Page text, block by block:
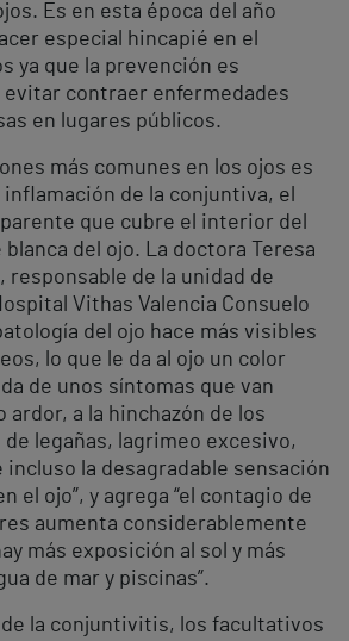
Es en esta época del año
especial hincapié en el
ya que la prevención es
evitar contraer enfermedades
en lugares públicos.
más comunes en los ojos es
de la conjuntiva, el
que cubre el interior del
blanca del ojo. La doctora Teresa
responsable de la unidad de
Vithas Valencia Consuelo
del ojo hace más visibles
lo que le da al ojo un color
de unos síntomas que van
ardor, a la hinchazón de los
legañas, lagrimeo excesivo,
la desagradable sensación
el ojo”, y agrega “el contagio de
aumenta considerablemente
más exposición al sol y más
de mar y piscinas”.
de la conjuntivitis, los facultativos